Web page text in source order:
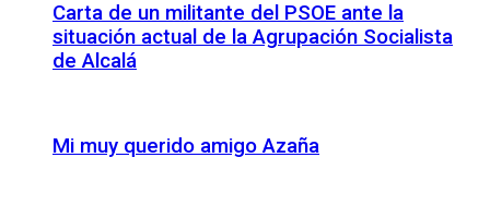
Carta de un militante del PSOE ante la
situación actual de la Agrupación Socialista
de Alcalá
Mi muy querido amigo Azaña